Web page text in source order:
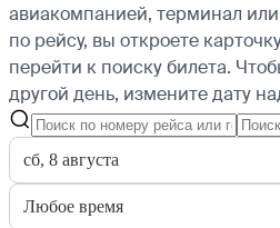
авиакомпанией, терминал или
по рейсу, вы откроете
перейти к поиску билета.
другой день, измените дату
сб, 8 августа
Любое время